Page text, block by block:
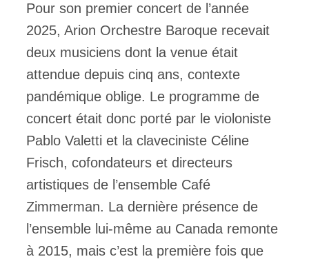
Pour son premier concert de l’année
2025, Arion Orchestre Baroque recevait
deux musiciens dont la venue était
attendue depuis cinq ans, contexte
pandémique oblige. Le programme de
concert était donc porté par le violoniste
Pablo Valetti et la claveciniste Céline
Frisch, cofondateurs et directeurs
artistiques de l’ensemble Café
Zimmerman. La dernière présence de
l’ensemble lui-même au Canada remonte
à 2015, mais c’est la première fois que